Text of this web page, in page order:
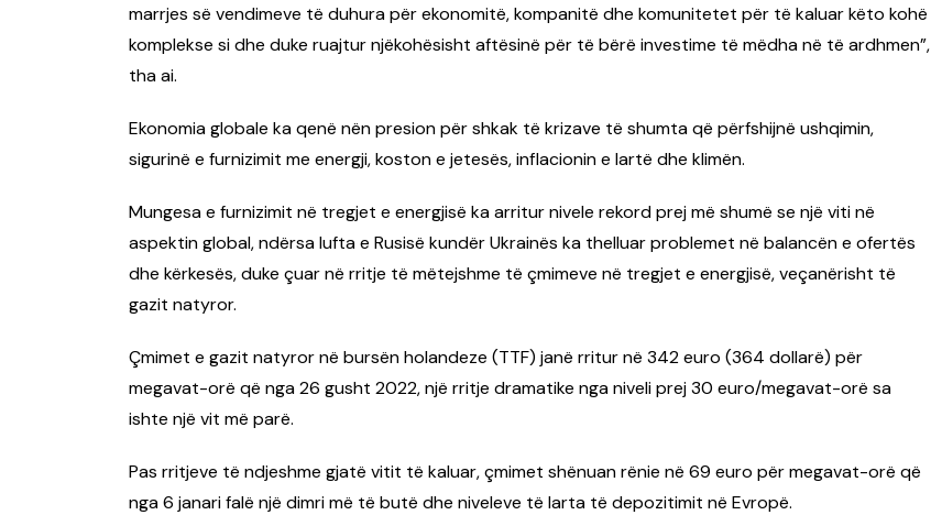
marrjes së vendimeve të duhura për ekonomitë, kompanitë dhe komunitetet për të kaluar këto kohë
komplekse si dhe duke ruajtur njëkohësisht aftësinë për të bërë investime të mëdha në të ardhmen”,
tha ai.
Ekonomia globale ka qenë nën presion për shkak të krizave të shumta që përfshijnë ushqimin,
sigurinë e furnizimit me energji, koston e jetesës, inflacionin e lartë dhe klimën.
Mungesa e furnizimit në tregjet e energjisë ka arritur nivele rekord prej më shumë se një viti në
aspektin global, ndërsa lufta e Rusisë kundër Ukrainës ka thelluar problemet në balancën e ofertës
dhe kërkesës, duke çuar në rritje të mëtejshme të çmimeve në tregjet e energjisë, veçanërisht të
gazit natyror.
Çmimet e gazit natyror në bursën holandeze (TTF) janë rritur në 342 euro (364 dollarë) për
megavat-orë që nga 26 gusht 2022, një rritje dramatike nga niveli prej 30 euro/megavat-orë sa
ishte një vit më parë.
Pas rritjeve të ndjeshme gjatë vitit të kaluar, çmimet shënuan rënie në 69 euro për megavat-orë që
nga 6 janari falë një dimri më të butë dhe niveleve të larta të depozitimit në Evropë.